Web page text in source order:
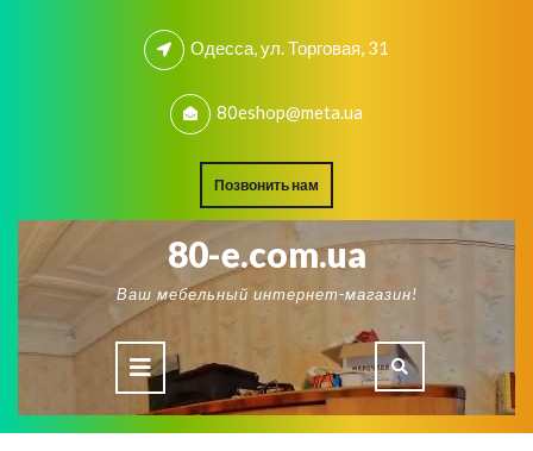
Одесса, ул. Торговая, 31
80eshop@meta.ua
Позвонить нам
A
QUOTE
80-e.com.ua
Ваш мебельный интернет-магазин!
Open
Button